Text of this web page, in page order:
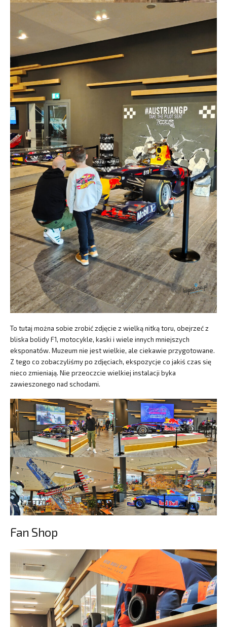
To tutaj można sobie zrobić zdjęcie z wielką nitką toru, obejrzeć z
bliska bolidy F1, motocykle, kaski i wiele innych mniejszych
eksponatów. Muzeum nie jest wielkie, ale ciekawie przygotowane.
Z tego co zobaczyliśmy po zdjęciach, ekspozycje co jakiś czas się
nieco zmieniają. Nie przeoczcie wielkiej instalacji byka
zawieszonego nad schodami.
Fan Shop